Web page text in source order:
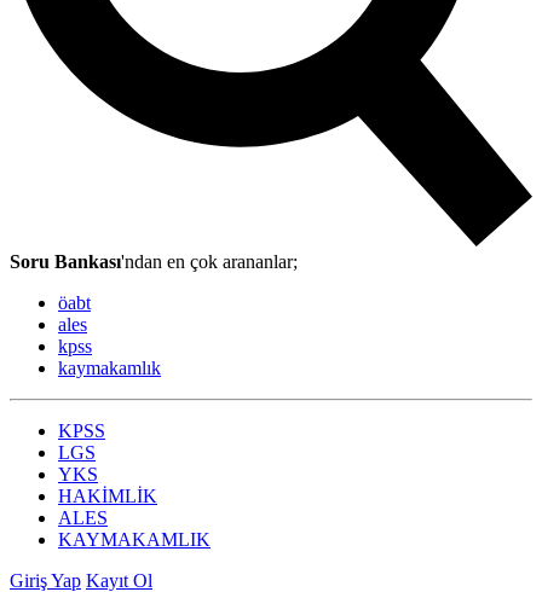
Soru Bankası'ndan en çok arananlar;
öabt
ales
kpss
kaymakamlık
KPSS
LGS
YKS
HAKİMLİK
ALES
KAYMAKAMLIK
Giriş Yap Kayıt Ol